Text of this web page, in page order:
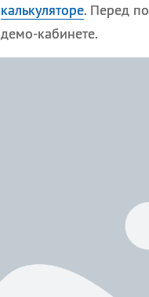
калькуляторе. Перед
демо-кабинете.